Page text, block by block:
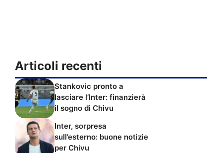
Articoli recenti
Stankovic pronto a
lasciare l’Inter: finanzierà
il sogno di Chivu
Inter, sorpresa
sull’esterno: buone notizie
per Chivu